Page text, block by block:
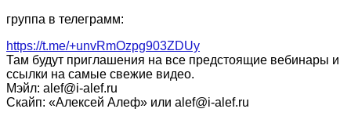
группа в телеграмм:
https://t.me/+unvRmOzpg903ZDUy
Там будут приглашения на все предстоящие вебинары и
ссылки на самые свежие видео.
Мэйл: alef@i-alef.ru
Скайп: «Алексей Алеф» или alef@i-alef.ru